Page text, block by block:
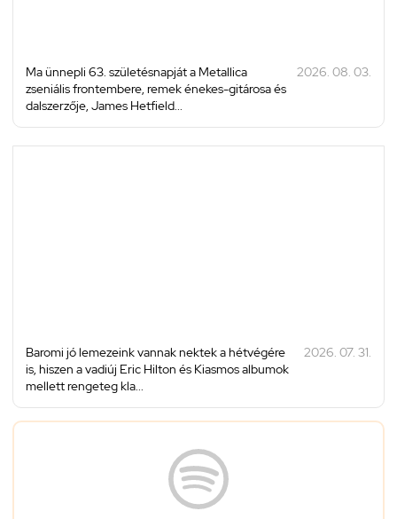
Ma ünnepli 63. születésnapját a Metallica
zseniális frontembere, remek énekes-gitárosa és
dalszerzője, James Hetfield...
2026. 08. 03.
Baromi jó lemezeink vannak nektek a hétvégére
is, hiszen a vadiúj Eric Hilton és Kiasmos albumok
mellett rengeteg kla...
2026. 07. 31.